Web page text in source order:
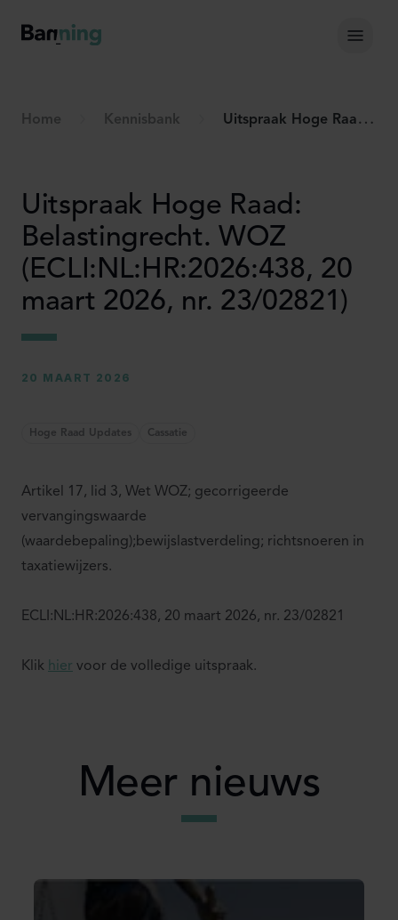
Home Kennisbank Uitspraak Hoge Raad: Belastingrecht. WOZ (ECLI:NL:HR:2026:438, 20 maart 2026, nr. 23/02821)
Uitspraak Hoge Raad:
Belastingrecht. WOZ
(ECLI:NL:HR:2026:438, 20
maart 2026, nr. 23/02821)
20 MAART 2026
Hoge Raad Updates Cassatie
Artikel 17, lid 3, Wet WOZ; gecorrigeerde
vervangingswaarde
(waardebepaling);bewijslastverdeling; richtsnoeren in
taxatiewijzers.
ECLI:NL:HR:2026:438, 20 maart 2026, nr. 23/02821
Klik hier voor de volledige uitspraak.
Meer nieuws